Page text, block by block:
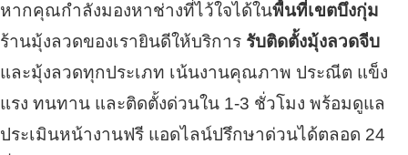
หากคุณกำลังมองหาช่างที่ไว้ใจได้ในพื้นที่เขตบึงกุ่ม
ร้านมุ้งลวดของเรายินดีให้บริการ รับติดตั้งมุ้งลวดจีบ
และมุ้งลวดทุกประเภท เน้นงานคุณภาพ ประณีต แข็ง
แรง ทนทาน และติดตั้งด่วนใน 1-3 ชั่วโมง พร้อมดูแล
ประเมินหน้างานฟรี แอดไลน์ปรึกษาด่วนได้ตลอด 24